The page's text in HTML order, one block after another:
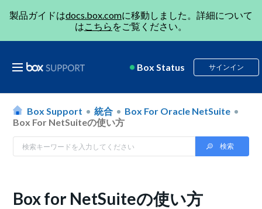
製品ガイドはdocs.box.comに移動しました。詳細について
はこちら をご覧ください。
Box Status サインイン
Box Support 統合
Box For Oracle NetSuite
Box For NetSuiteの使い方
Box for NetSuiteの使い方